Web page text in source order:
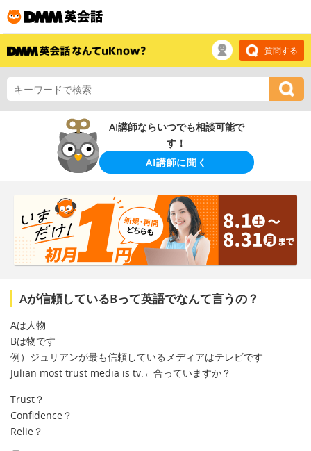
質問する
AI講師ならいつでも相談可能で
す！
AI講師に聞く
Aが信頼しているBって英語でなんて言うの？
Aは人物
Bは物です
例）ジュリアンが最も信頼しているメディアはテレビです
Julian most trust media is tv.←合っていますか？
Trust？
Confidence？
Relie？